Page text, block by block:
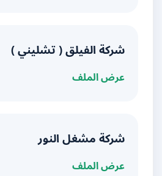
شركة الفيلق ( تشليني )
عرض الملف
شركة مشغل النور
عرض الملف